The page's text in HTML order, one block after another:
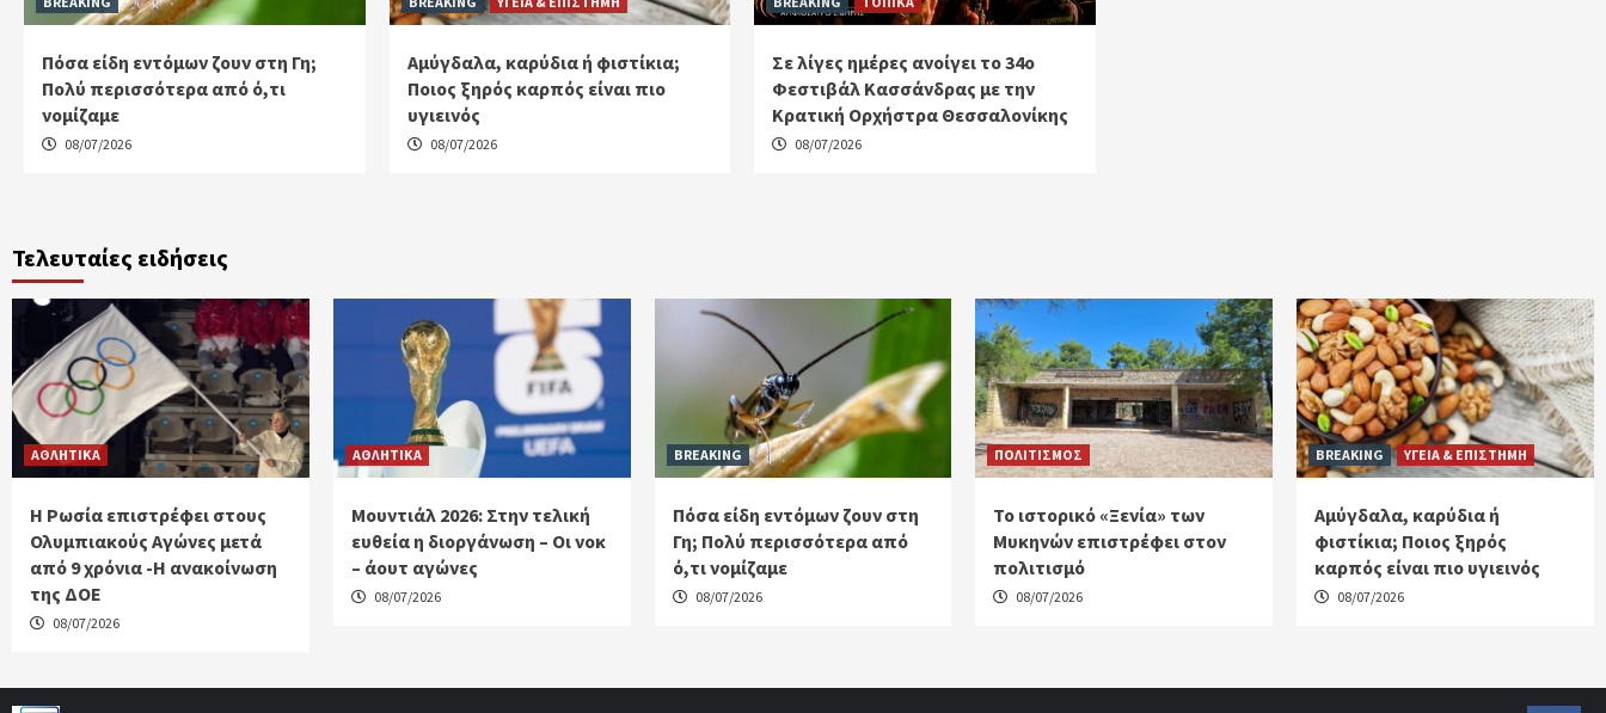
Πόσα είδη εντόμων ζουν στη Γη;
Πολύ περισσότερα από ό,τι
νομίζαμε
08/07/2026
Αμύγδαλα, καρύδια ή φιστίκια;
Ποιος ξηρός καρπός είναι πιο
υγιεινός
08/07/2026
Σε λίγες ημέρες ανοίγει το 34ο
Φεστιβάλ Κασσάνδρας με την
Κρατική Ορχήστρα Θεσσαλονίκης
08/07/2026
Τελευταίες ειδήσεις
ΑΘΛΗΤΙΚΑ
Η Ρωσία επιστρέφει στους
Ολυμπιακούς Αγώνες μετά
από 9 χρόνια -Η ανακοίνωση
της ΔΟΕ
08/07/2026
ΑΘΛΗΤΙΚΑ
Μουντιάλ 2026: Στην τελική
ευθεία η διοργάνωση – Οι νοκ
– άουτ αγώνες
08/07/2026
BREAKING
Πόσα είδη εντόμων ζουν στη
Γη; Πολύ περισσότερα από
ό,τι νομίζαμε
08/07/2026
ΠΟΛΙΤΙΣΜΟΣ
Το ιστορικό «Ξενία» των
Μυκηνών επιστρέφει στον
πολιτισμό
08/07/2026
BREAKING ΥΓΕΙΑ & ΕΠΙΣΤΗΜΗ
Αμύγδαλα, καρύδια ή
φιστίκια; Ποιος ξηρός
καρπός είναι πιο υγιεινός
08/07/2026